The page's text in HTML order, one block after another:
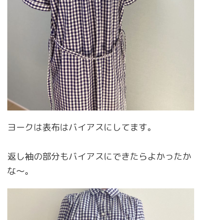
ヨークは表布はバイアスにしてます。
返し袖の部分もバイアスにできたらよかったか
な〜。